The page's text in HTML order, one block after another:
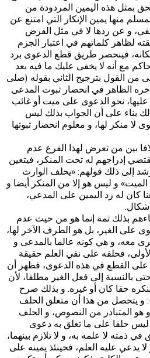
بمثل هذه اليمين المردودة من
منها يمين الإنكار التي امتنع عن
و عن ردها لا في مثل الفرض
لظاهر كلماتهم في اعتبار الجزم
فينحصر طريق قطع الدعوى برد
مع‌ أنه لا يخفى عليك ما فيه بعد
من القول بترجيح الثاني ب‍قوله (صلى
آخره الظاهر في انحصار ثبوت المدعى
عليها، نحو الدعوى على ميت أو غائب
بناء على أن الجواب بذلك ليس
لا منكر لها، و معلوم انحصار ثبوتها
بين من تعرض لهذا الفرع عدم
إدراجهم له تحت المنكر، فيتعين
إلى ذلك قولهم: «يحلف الوارث
و ليس هو إلا من المنكر أيضا و
كان له رد اليمين على المدعي،
بذلك ثمة إنما هو من حيث عدم
على الغير، بل هو الطرف الآخر لها،
معه، و هي كونه عالما بالمدعى و
فحلفه على نفي العلم حقيقة
القطع في هذه الدعوى، فظهر أن
بالنسبة إلى فعل الغير مطلقا، لأن
حقا كان أو غيره. و بذلك صرح
و يتحصل من هذا أن متعلق الحلف
هو المتبادر من النصوص، و الحلف
ليس حلفا على ما تعلق به دعوى
ذمته لا علمه به، و لا تلازم بينهما،
يدعي عليه العلم، فحينئذ يمينه على